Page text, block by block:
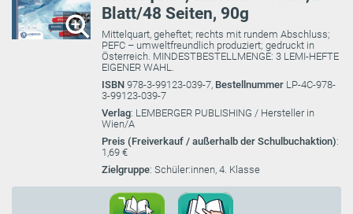
Blatt/48 Seiten, 90g
Mittelquart, geheftet; rechts mit rundem Abschluss;
PEFC – umweltfreundlich produziert; gedruckt in
Österreich. MINDESTBESTELLMENGE: 3 LEMI-HEFTE
EIGENER WAHL.
ISBN 978-3-99123-039-7, Bestellnummer LP-4C-978-
3-99123-039-7
Verlag: LEMBERGER PUBLISHING / Hersteller in
Wien/A
Preis (Freiverkauf / außerhalb der Schulbuchaktion):
1,69 €
Zielgruppe: Schüler:innen, 4. Klasse